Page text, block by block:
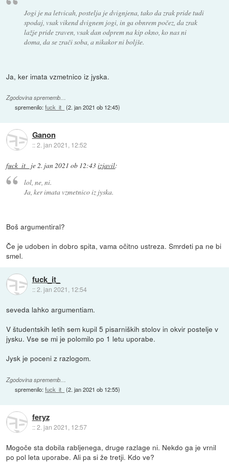
Jogi je na letvicah, postelja je dvignjena, tako da zrak pride tudi
spodaj, vsak vikend dvignem jogi, in ga obnrem počez, da zrak
lažje pride zraven, vsak dan odprem na kip okno, ko nas ni
doma, da se zrači soba, a nikakor ni boljše.
Ja, ker imata vzmetnico iz jyska.
Zgodovina sprememb…
spremenilo:fuck_it_ (2. jan 2021 ob 12:45)
Ganon
::2. jan 2021, 12:52
fuck_it_ je2. jan 2021 ob 12:43izjavil:
lol, ne, ni.
Ja, ker imata vzmetnico iz jyska.
Boš argumentiral?
Če je udoben in dobro spita, vama očitno ustreza. Smrdeti pa ne bi
smel.
fuck_it_
::2. jan 2021, 12:54
seveda lahko argumentiam.
V študentskih letih sem kupil 5 pisarniških stolov in okvir postelje v
jysku. Vse se mi je polomilo po 1 letu uporabe.
Jysk je poceni z razlogom.
Zgodovina sprememb…
spremenilo:fuck_it_ (2. jan 2021 ob 12:55)
feryz
::2. jan 2021, 12:57
Mogoče sta dobila rabljenega, druge razlage ni. Nekdo ga je vrnil
po pol leta uporabe. Ali pa si že tretji. Kdo ve?